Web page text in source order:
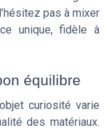
pas à mixer
unique, fidèle à
équilibre
curiosité varie
des matériaux.